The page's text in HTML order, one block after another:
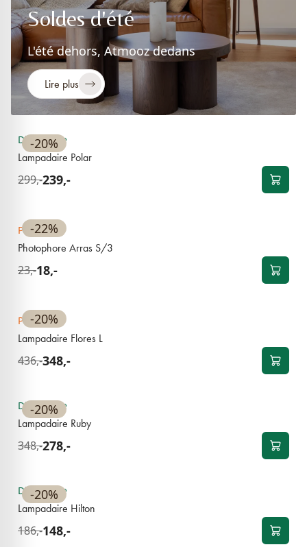
Soldes d'été
L'été dehors, Atmooz dedans
Lire plus
BEST-SELLER
-20%
Disponible
Lampadaire Polar
299,-239,-
-22%
Pre-order
Photophore Arras S/3
23,-18,-
-20%
Pre-order
Lampadaire Flores L
436,-348,-
-20%
Disponible
Lampadaire Ruby
348,-278,-
-20%
Disponible
Lampadaire Hilton
186,-148,-